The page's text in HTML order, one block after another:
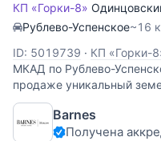
КП «Горки-8»
Рублево-Успенское~16
ID: 5019739 · КП «Горки-
МКАД по Рублево-
продаже уникальный
и охраняемой части
«Горки-8». Полная
уединение вдали
Barnes
Получена